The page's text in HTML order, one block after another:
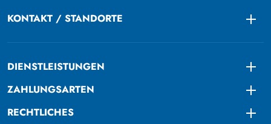
KONTAKT / STANDORTE
DIENSTLEISTUNGEN
ZAHLUNGSARTEN
RECHTLICHES